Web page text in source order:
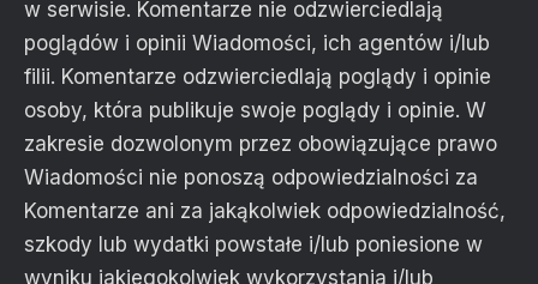
w serwisie. Komentarze nie odzwierciedlają
poglądów i opinii Wiadomości, ich agentów i/lub
filii. Komentarze odzwierciedlają poglądy i opinie
osoby, która publikuje swoje poglądy i opinie. W
zakresie dozwolonym przez obowiązujące prawo
Wiadomości nie ponoszą odpowiedzialności za
Komentarze ani za jakąkolwiek odpowiedzialność,
szkody lub wydatki powstałe i/lub poniesione w
wyniku jakiegokolwiek wykorzystania i/lub